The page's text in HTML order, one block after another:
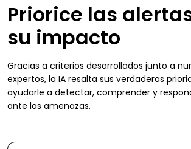
Priorice las
su impacto
Gracias a criterios desarrollados junto a
expertos, la IA resalta sus verdaderas
ayudarle a detectar, comprender y
ante las amenazas.